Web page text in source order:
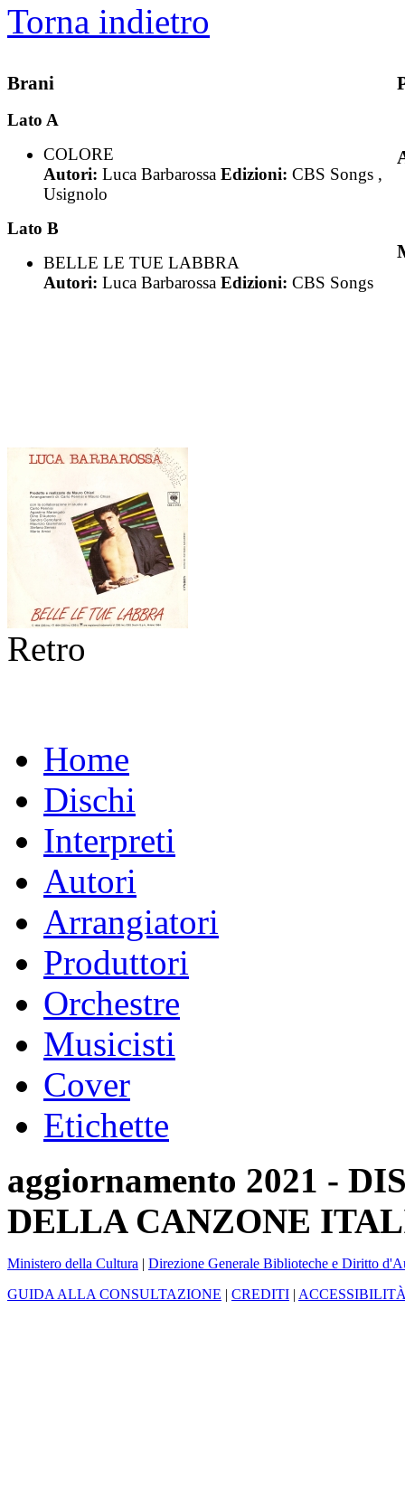
Torna indietro
Brani
Lato A
COLORE
Autori: Luca Barbarossa Edizioni: CBS Songs ,
Usignolo
Lato B
BELLE LE TUE LABBRA
Autori: Luca Barbarossa Edizioni: CBS Songs
Retro
Home
Dischi
Interpreti
Autori
Arrangiatori
Produttori
Orchestre
Musicisti
Cover
Etichette
aggiornamento 2021 -
DELLA CANZONE
Ministero della Cultura | Direzione Generale Biblioteche e Diritto
GUIDA ALLA CONSULTAZIONE | CREDITI |